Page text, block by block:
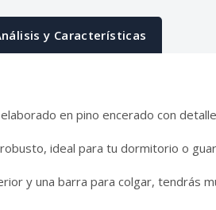
y Características
en pino encerado con
ideal para tu dormitorio o
y una barra para colgar, tendrás